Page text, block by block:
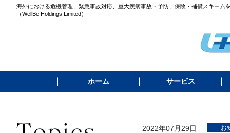
海外における危機管理、緊急事故対応、重大疾病事故・予防、保険・補償スキーム
（WellBe Holdings Limited）
ホーム サービス
2022年07月29日 お